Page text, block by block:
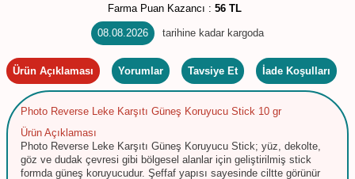
Farma Puan Kazancı : 56 TL
08.08.2026 tarihine kadar kargoda
Ürün Açıklaması Yorumlar Tavsiye Et İade Koşulları
Photo Reverse Leke Karşıtı Güneş Koruyucu Stick 10 gr
Ürün Açıklaması
Photo Reverse Leke Karşıtı Güneş Koruyucu Stick; yüz, dekolte,
göz ve dudak çevresi gibi bölgesel alanlar için geliştirilmiş stick
formda güneş koruyucudur. Şeffaf yapısı sayesinde ciltte görünür